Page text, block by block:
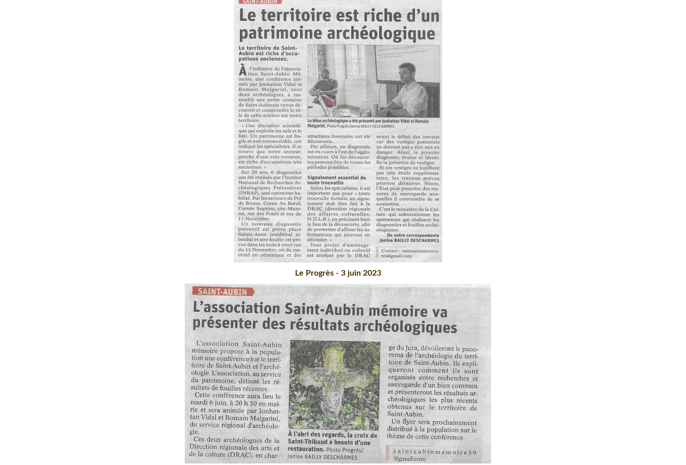
Le Progrès - 3 juin 2023